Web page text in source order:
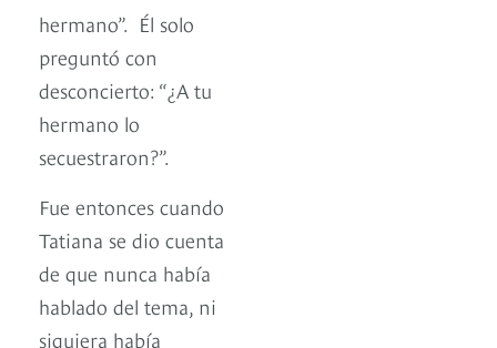
hermano”. Él solo
preguntó con
desconcierto: “¿A tu
hermano lo
secuestraron?”.
Fue entonces cuando
Tatiana se dio cuenta
de que nunca había
hablado del tema, ni
siquiera había